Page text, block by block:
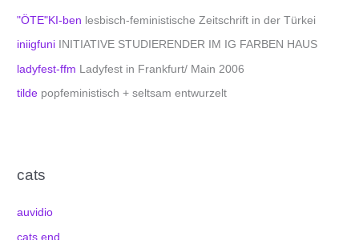
"ÖTE"KI-ben lesbisch-feministische Zeitschrift in der Türkei
iniigfuni INITIATIVE STUDIERENDER IM IG FARBEN HAUS
ladyfest-ffm Ladyfest in Frankfurt/ Main 2006
tilde popfeministisch + seltsam entwurzelt
cats
auvidio
cats end